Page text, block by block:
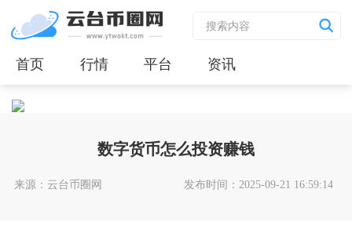
首页 行情 平台 资讯
数字货币怎么投资赚钱
来源：云台币圈网 发布时间：2025-09-21 16:59:14